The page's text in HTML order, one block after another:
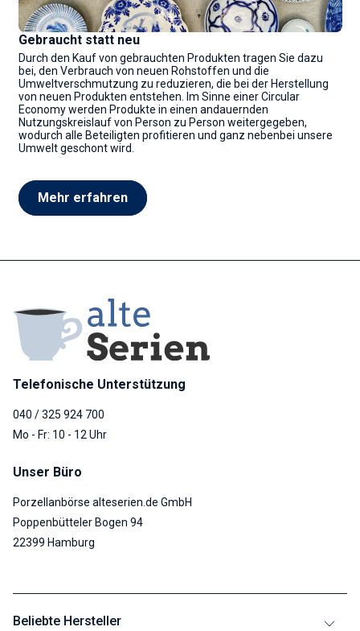
Gebraucht statt neu
Durch den Kauf von gebrauchten Produkten tragen Sie dazu
bei, den Verbrauch von neuen Rohstoffen und die
Umweltverschmutzung zu reduzieren, die bei der Herstellung
von neuen Produkten entstehen. Im Sinne einer Circular
Economy werden Produkte in einen andauernden
Nutzungskreislauf von Person zu Person weitergegeben,
wodurch alle Beteiligten profitieren und ganz nebenbei unsere
Umwelt geschont wird.
Mehr erfahren
Telefonische Unterstützung
040 / 325 924 700
Mo - Fr: 10 - 12 Uhr
Unser Büro
Porzellanbörse alteserien.de GmbH
Poppenbütteler Bogen 94
22399 Hamburg
Beliebte Hersteller